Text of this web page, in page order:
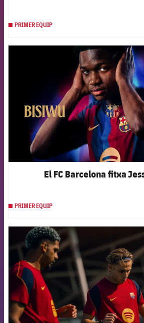
PRIMER EQUIP
FCB
El FC Barcelona fitxa
PRIMER EQUIP
FCB